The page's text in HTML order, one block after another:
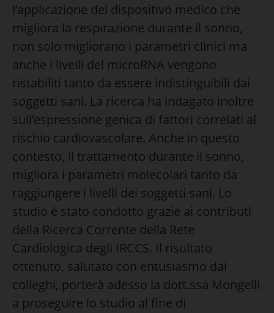
l’applicazione del dispositivo medico che
migliora la respirazione durante il sonno,
non solo migliorano i parametri clinici ma
anche i livelli del microRNA vengono
ristabiliti tanto da essere indistinguibili dai
soggetti sani. La ricerca ha indagato inoltre
sull’espressione genica di fattori correlati al
rischio cardiovascolare. Anche in questo
contesto, il trattamento durante il sonno,
migliora i parametri molecolari tanto da
raggiungere i livelli dei soggetti sani. Lo
studio è stato condotto grazie ai contributi
della Ricerca Corrente della Rete
Cardiologica degli IRCCS. Il risultato
ottenuto, salutato con entusiasmo dai
colleghi, porterà adesso la dott.ssa Mongelli
a proseguire lo studio al fine di